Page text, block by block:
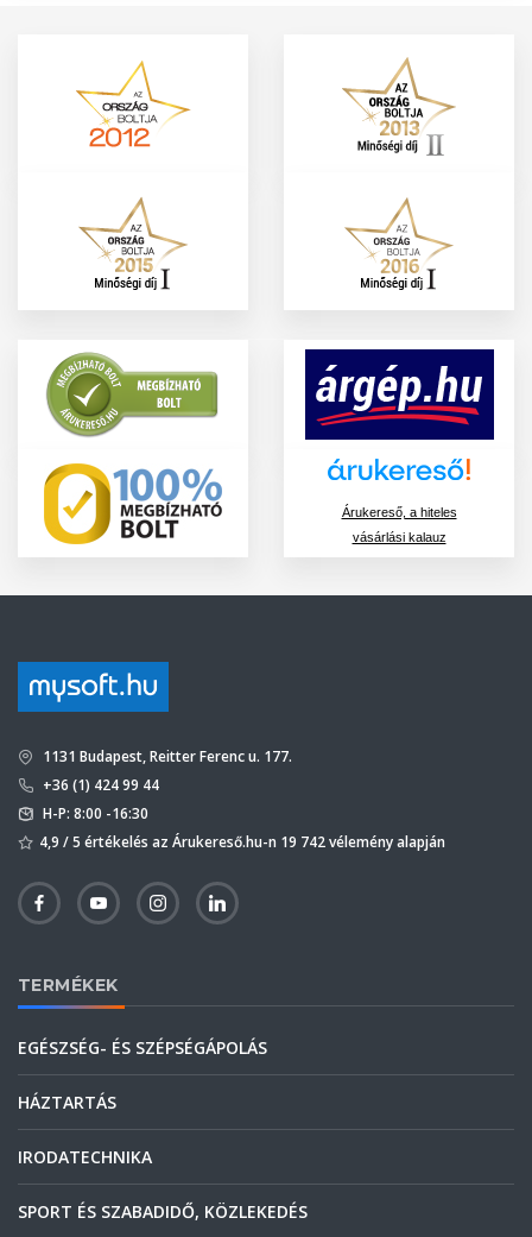
Árukereső, a hiteles
vásárlási kalauz
1131 Budapest, Reitter Ferenc u. 177.
+36 (1) 424 99 44
H-P: 8:00 -16:30
4,9 / 5 értékelés az Árukereső.hu-n 19 742 vélemény alapján
TERMÉKEK
EGÉSZSÉG- ÉS SZÉPSÉGÁPOLÁS
HÁZTARTÁS
IRODATECHNIKA
SPORT ÉS SZABADIDŐ, KÖZLEKEDÉS